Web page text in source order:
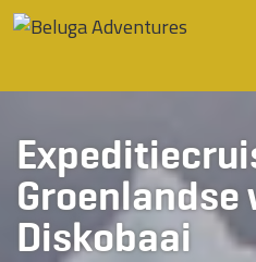
Ga naar inhoud
Diskobaai